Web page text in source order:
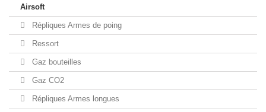
Airsoft
Répliques Armes de poing
Ressort
Gaz bouteilles
Gaz CO2
Répliques Armes longues